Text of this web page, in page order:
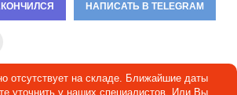
НАПИСАТЬ В TELEGRAM
отсутствует на складе. Ближайшие даты
уточнить у наших специалистов. Или Вы